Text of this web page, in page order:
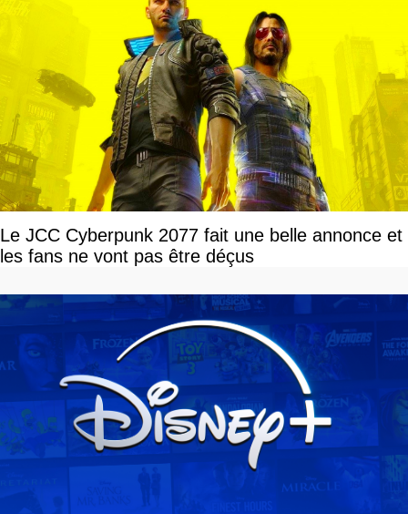
Le JCC Cyberpunk 2077 fait une belle annonce et
les fans ne vont pas être déçus